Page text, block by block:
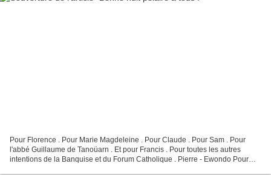
Pour Florence . Pour Marie Magdeleine . Pour Claude . Pour Sam . Pour
l'abbé Guillaume de Tanoüarn . Et pour Francis . Pour toutes les autres
intentions de la Banquise et du Forum Catholique . Pierre - Ewondo Pour